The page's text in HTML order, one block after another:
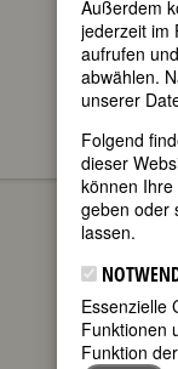
20. April
in Wien
11.
1993 in
Außerdem
jederzeit im
aufrufen
abwählen.
unserer
Folgend
dieser
können
geben oder
lassen.
Essenzielle
Funktionen
Funktion